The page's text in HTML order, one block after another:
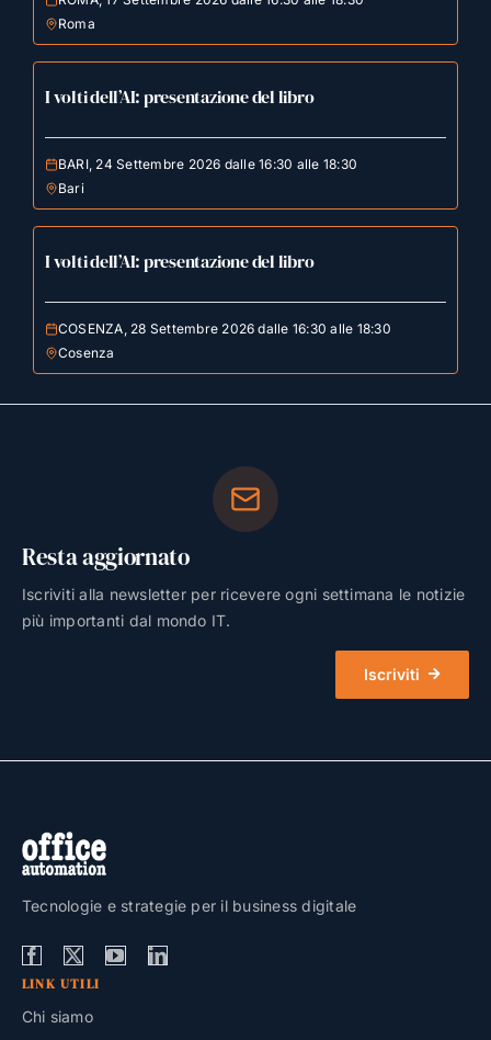
Roma
I volti dell’AI: presentazione del libro
BARI, 24 Settembre 2026 dalle 16:30 alle 18:30
Bari
I volti dell’AI: presentazione del libro
COSENZA, 28 Settembre 2026 dalle 16:30 alle 18:30
Cosenza
Resta aggiornato
Iscriviti alla newsletter per ricevere ogni settimana le notizie
più importanti dal mondo IT.
Iscriviti
Tecnologie e strategie per il business digitale
LINK UTILI
Chi siamo